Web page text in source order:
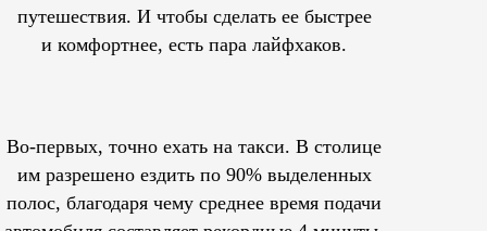
путешествия. И чтобы сделать ее быстрее
и комфортнее, есть пара лайфхаков.
Во-первых, точно ехать на такси. В столице
им разрешеноездить по 90% выделенных
полос, благодаря чему среднее время подачи